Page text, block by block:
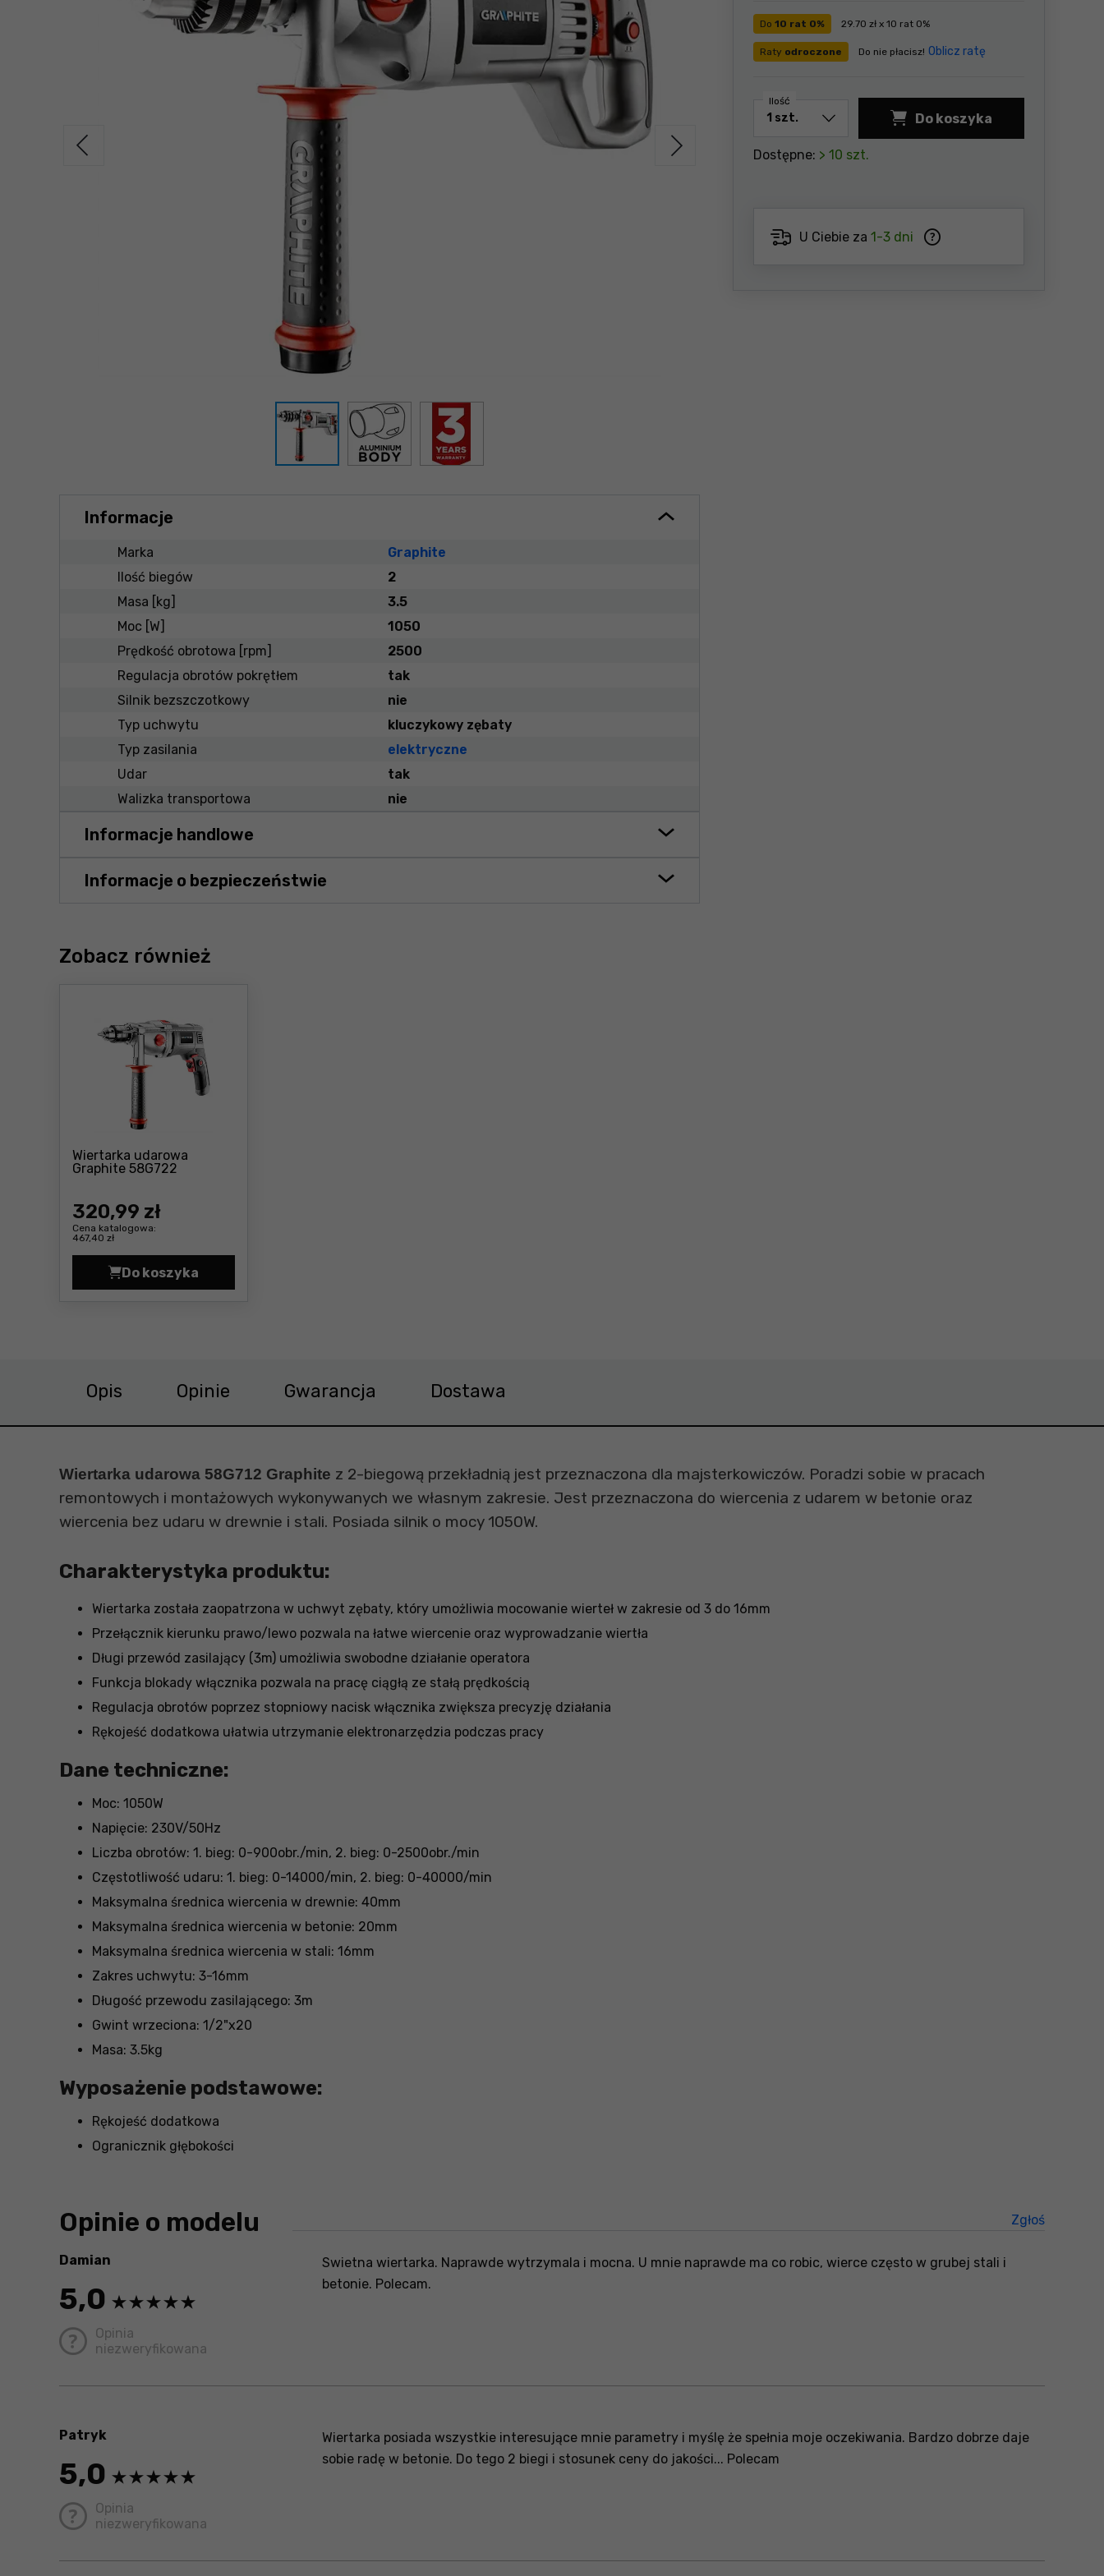
Do 10 rat 0% 29.70 zł x 10 rat 0%
Raty odroczone Do nie płacisz! Oblicz ratę
Ilość
Do koszyka
Dostępne: > 10 szt.
U Ciebie za 1-3 dni
Informacje
Marka
Graphite
Ilość biegów
2
Masa [kg]
3.5
Moc [W]
1050
Prędkość obrotowa [rpm]
2500
Regulacja obrotów pokrętłem
tak
Silnik bezszczotkowy
nie
Typ uchwytu
kluczykowy zębaty
Typ zasilania
elektryczne
Udar
tak
Walizka transportowa
nie
Informacje handlowe
Informacje o bezpieczeństwie
Zobacz również
Wiertarka udarowa
Graphite 58G722
320,99 zł
Cena katalogowa:
467,40 zł
Do koszyka
Wiertarka udarowa Graphite 58G722 Cena 320,99 zł
Opis Opinie Gwarancja Dostawa
Wiertarka udarowa 58G712 Graphite z 2-biegową przekładnią jest przeznaczona dla majsterkowiczów. Poradzi sobie w pracach
remontowych i montażowych wykonywanych we własnym zakresie. Jest przeznaczona do wiercenia z udarem w betonie oraz
wiercenia bez udaru w drewnie i stali. Posiada silnik o mocy 1050W.
Charakterystyka produktu:
Wiertarka została zaopatrzona w uchwyt zębaty, który umożliwia mocowanie wierteł w zakresie od 3 do 16mm
Przełącznik kierunku prawo/lewo pozwala na łatwe wiercenie oraz wyprowadzanie wiertła
Długi przewód zasilający (3m) umożliwia swobodne działanie operatora
Funkcja blokady włącznika pozwala na pracę ciągłą ze stałą prędkością
Regulacja obrotów poprzez stopniowy nacisk włącznika zwiększa precyzję działania
Rękojeść dodatkowa ułatwia utrzymanie elektronarzędzia podczas pracy
Dane techniczne:
Moc: 1050W
Napięcie: 230V/50Hz
Liczba obrotów: 1. bieg: 0-900obr./min, 2. bieg: 0-2500obr./min
Częstotliwość udaru: 1. bieg: 0-14000/min, 2. bieg: 0-40000/min
Maksymalna średnica wiercenia w drewnie: 40mm
Maksymalna średnica wiercenia w betonie: 20mm
Maksymalna średnica wiercenia w stali: 16mm
Zakres uchwytu: 3-16mm
Długość przewodu zasilającego: 3m
Gwint wrzeciona: 1/2"x20
Masa: 3.5kg
Wyposażenie podstawowe:
Rękojeść dodatkowa
Ogranicznik głębokości
Opinie o modelu
Zgłoś
Damian
5,0
Opinia
niezweryfikowana
Swietna wiertarka. Naprawde wytrzymala i mocna. U mnie naprawde ma co robic, wierce często w grubej stali i
betonie. Polecam.
Patryk
5,0
Opinia
niezweryfikowana
Wiertarka posiada wszystkie interesujące mnie parametry i myślę że spełnia moje oczekiwania. Bardzo dobrze daje
sobie radę w betonie. Do tego 2 biegi i stosunek ceny do jakości... Polecam